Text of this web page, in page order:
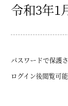
令和3年
パスワードで保護
ログイン後閲覧可能